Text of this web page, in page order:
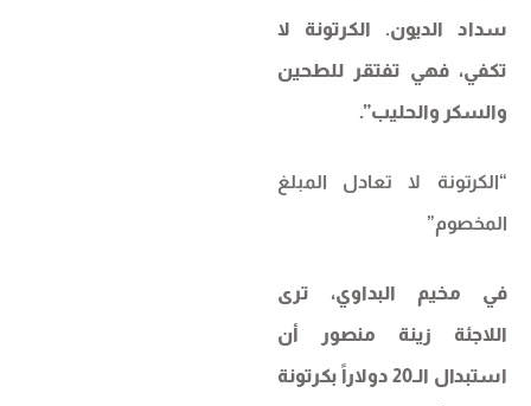
سداد الديون. الكرتونة لا
تكفي، فهي تفتقر للطحين
والسكر والحليب”.
“الكرتونة لا تعادل المبلغ
المخصوم”
في مخيم البداوي، ترى
اللاجئة زينة منصور أن
استبدال الـ20 دولاراً بكرتونة